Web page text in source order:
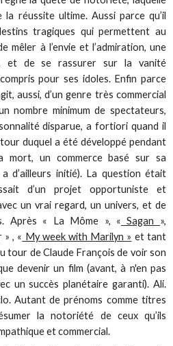
réussite ultime. Aussi parce qu’il
tragiques qui permettent au
mêler à l’envie et l’admiration, une
et de se rassurer sur la vanité
pour ses idoles. Enfin parce
aussi, d’un genre très commercial
nombre minimum de spectateurs,
disparue, a fortiori quand il
duquel a été développé pendant
mort, un commerce basé sur sa
d’ailleurs initié). La question était
d’un projet opportuniste et
un vrai regard, un univers, et de
Après « La Môme », « Sagan »,
» , « My week with Marilyn » et tant
tour de Claude François de voir son
devenir un film (avant, à n'en pas
un succès planétaire garanti). Ali.
Autant de prénoms comme titres
la notoriété de ceux qu’ils
et commercial.